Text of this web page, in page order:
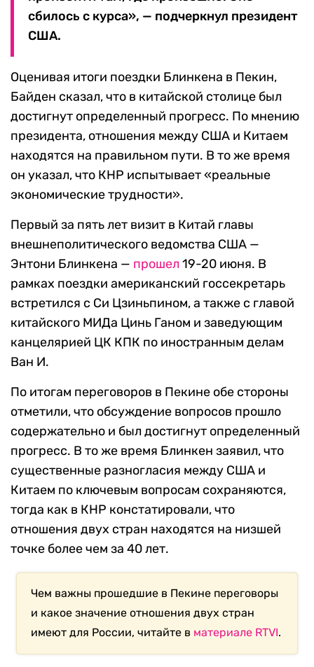
сбилось с курса», — подчеркнул президент
США.
Оценивая итоги поездки Блинкена в Пекин,
Байден сказал, что в китайской столице был
достигнут определенный прогресс. По мнению
президента, отношения между США и Китаем
находятся на правильном пути. В то же время
он указал, что КНР испытывает «реальные
экономические трудности».
Первый за пять лет визит в Китай главы
внешнеполитического ведомства США —
Энтони Блинкена — прошел 19-20 июня. В
рамках поездки американский госсекретарь
встретился с Си Цзиньпином, а также с главой
китайского МИДа Цинь Ганом и заведующим
канцелярией ЦК КПК по иностранным делам
Ван И.
По итогам переговоров в Пекине обе стороны
отметили, что обсуждение вопросов прошло
содержательно и был достигнут определенный
прогресс. В то же время Блинкен заявил, что
существенные разногласия между США и
Китаем по ключевым вопросам сохраняются,
тогда как в КНР констатировали, что
отношения двух стран находятся на низшей
точке более чем за 40 лет.
Чем важны прошедшие в Пекине переговоры
и какое значение отношения двух стран
имеют для России, читайте в материале RTVI.